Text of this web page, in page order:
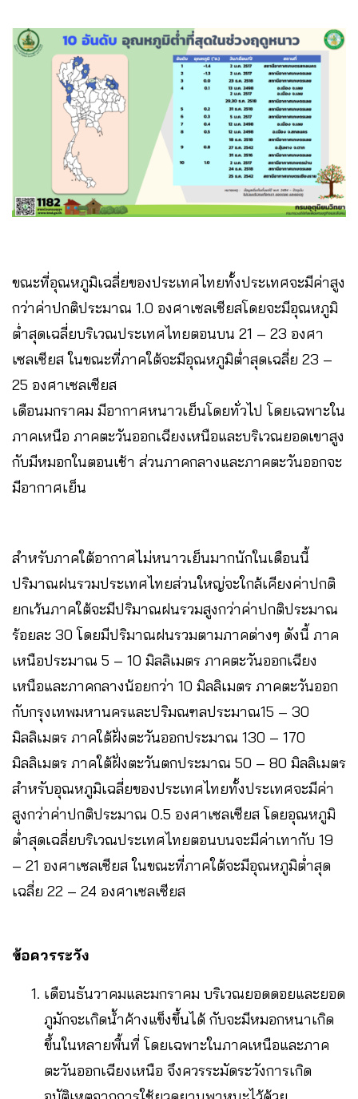
ขณะที่อุณหภูมิเฉลี่ยของประเทศไทยทั้งประเทศจะมีค่าสูง
กว่าค่าปกติประมาณ 1.0 องศาเซลเซียสโดยจะมีอุณหภูมิ
ต่ำสุดเฉลี่ยบริเวณประเทศไทยตอนบน 21 – 23 องศา
เซลเซียส ในขณะที่ภาคใต้จะมีอุณหภูมิต่ำสุดเฉลี่ย 23 –
25 องศาเซลเซียส
เดือนมกราคม มีอากาศหนาวเย็นโดยทั่วไป โดยเฉพาะใน
ภาคเหนือ ภาคตะวันออกเฉียงเหนือและบริเวณยอดเขาสูง
กับมีหมอกในตอนเช้า ส่วนภาคกลางและภาคตะวันออกจะ
มีอากาศเย็น
สำหรับภาคใต้อากาศไม่หนาวเย็นมากนักในเดือนนี้
ปริมาณฝนรวมประเทศไทยส่วนใหญ่จะใกล้เคียงค่าปกติ
ยกเว้นภาคใต้จะมีปริมาณฝนรวมสูงกว่าค่าปกติประมาณ
ร้อยละ 30 โดยมีปริมาณฝนรวมตามภาคต่างๆ ดังนี้ ภาค
เหนือประมาณ 5 – 10 มิลลิเมตร ภาคตะวันออกเฉียง
เหนือและภาคกลางน้อยกว่า 10 มิลลิเมตร ภาคตะวันออก
กับกรุงเทพมหานครและปริมณฑลประมาณ15 – 30
มิลลิเมตร ภาคใต้ฝั่งตะวันออกประมาณ 130 – 170
มิลลิเมตร ภาคใต้ฝั่งตะวันตกประมาณ 50 – 80 มิลลิเมตร
สำหรับอุณหภูมิเฉลี่ยของประเทศไทยทั้งประเทศจะมีค่า
สูงกว่าค่าปกติประมาณ 0.5 องศาเซลเซียส โดยอุณหภูมิ
ต่ำสุดเฉลี่ยบริเวณประเทศไทยตอนบนจะมีค่าเทากับ 19
– 21 องศาเซลเซียส ในขณะที่ภาคใต้จะมีอุณหภูมิต่ำสุด
เฉลี่ย 22 – 24 องศาเซลเซียส
ข้อควรระวัง
เดือนธันวาคมและมกราคม บริเวณยอดดอยและยอด
ภูมักจะเกิดน้ำค้างแข็งขึ้นได้ กับจะมีหมอกหนาเกิด
ขึ้นในหลายพื้นที่ โดยเฉพาะในภาคเหนือและภาค
ตะวันออกเฉียงเหนือ จึงควรระมัดระวังการเกิด